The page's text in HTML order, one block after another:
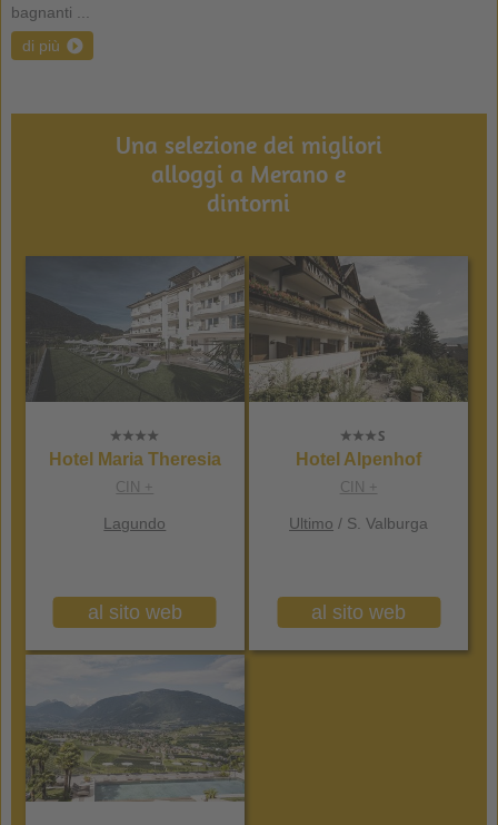
bagnanti ...
di più
Una selezione dei migliori
alloggi a Merano e
dintorni
Hotel Maria Theresia
CIN +
Lagundo
al sito web
Hotel Alpenhof
CIN +
Ultimo / S. Valburga
al sito web